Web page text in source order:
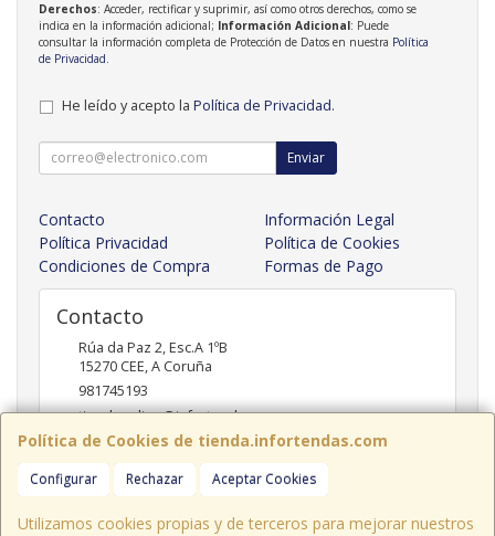
Política de Cookies de tienda.infortendas.com
Configurar Rechazar Aceptar Cookies
Utilizamos cookies propias y de terceros para mejorar nuestros
Derechos: Acceder, rectificar y suprimir, así como otros derechos, como se
indica en la información adicional; Información Adicional: Puede
consultar la información completa de Protección de Datos en nuestra Política
de Privacidad
He leído y acepto la Política de Privacidad.
Enviar
Contacto
Información Legal
Política Privacidad
Política de Cookies
Condiciones de Compra
Formas de Pago
Contacto
Rúa da Paz 2, Esc.A 1ºB
15270 CEE,A Coruña
981745193
tiendaonline@infortendas.com
Horario
09:00 - 20:00